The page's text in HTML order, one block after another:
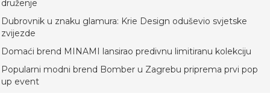
druženje
Dubrovnik u znaku glamura: Krie Design oduševio svjetske
zvijezde
Domaći brend MINAMI lansirao predivnu limitiranu kolekciju
Popularni modni brend Bomber u Zagrebu priprema prvi pop
up event